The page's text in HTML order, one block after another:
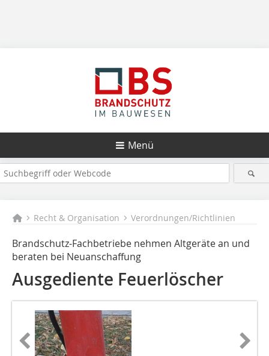
Menü
Recht & Organisation Verordnungen/Richtlinien
Brandschutz-Fachbetriebe nehmen Altgeräte an und
beraten bei Neuanschaffung
Ausgediente Feuerlöscher